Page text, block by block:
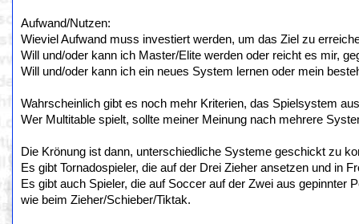
Aufwand/Nutzen:
Wieviel Aufwand muss investiert werden, um das Ziel zu
Will und/oder kann ich Master/Elite werden oder reicht es mir,
Will und/oder kann ich ein neues System lernen oder mein
Wahrscheinlich gibt es noch mehr Kriterien, das Spielsystem
Wer Multitable spielt, sollte meiner Meinung nach mehrere
Die Krönung ist dann, unterschiedliche Systeme geschickt zu
Es gibt Tornadospieler, die auf der Drei Zieher ansetzen und in
Es gibt auch Spieler, die auf Soccer auf der Zwei aus gepinnter
wie beim Zieher/Schieber/Tiktak.